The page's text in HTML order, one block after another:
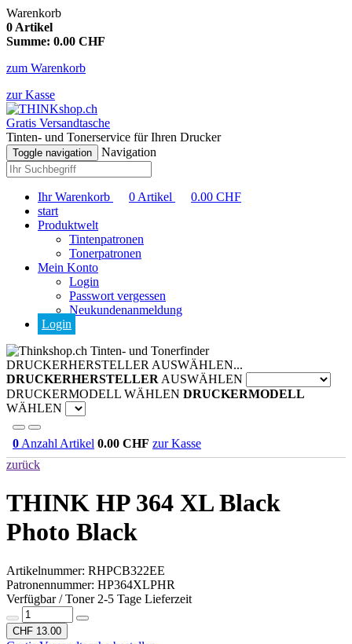
Warenkorb
0 Artikel
Summe: 0.00 CHF
zum Warenkorb
zur Kasse
Gratis Versandtasche
Tinten- und Tonerservice für Ihren Drucker
Toggle navigation Navigation
Ihr Warenkorb 0 Artikel 0.00 CHF
start
Produktwelt
Tintenpatronen
Tonerpatronen
Mein Konto
Login
Passwort vergessen
Neukundenanmeldung
Login
Tinten- und Tonerfinder
DRUCKERHERSTELLER AUSWÄHLEN...
DRUCKERHERSTELLER AUSWÄHLEN
DRUCKERMODELL WÄHLEN DRUCKERMODELL
WÄHLEN
0 Anzahl Artikel 0.00 CHF zur Kasse
zurück
THINK HP 364 XL Black
Photo Black
Artikelnummer: RHPCB322EE
Patronennummer: HP364XLPHR
Verfügbar / Toner 2-5 Tage Lieferzeit
CHF 13.00